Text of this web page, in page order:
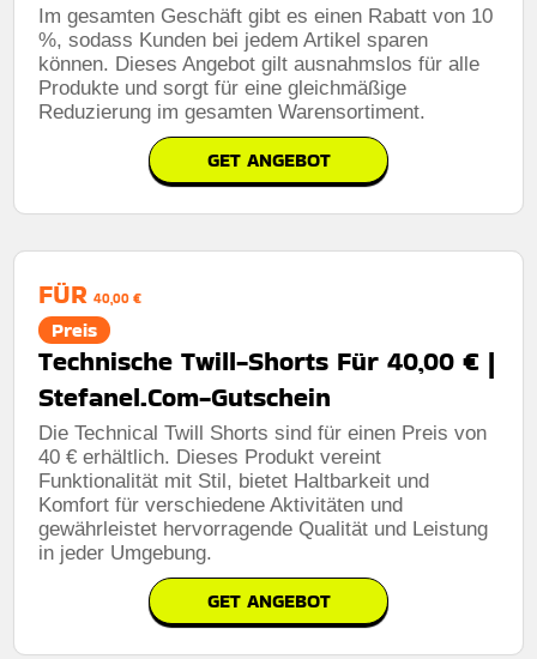
Im gesamten Geschäft gibt es einen Rabatt von 10
%, sodass Kunden bei jedem Artikel sparen
können. Dieses Angebot gilt ausnahmslos für alle
Produkte und sorgt für eine gleichmäßige
Reduzierung im gesamten Warensortiment.
GET ANGEBOT
FÜR 40,00 €
Preis
Technische Twill-Shorts Für 40,00 € |
Stefanel.Com-Gutschein
Die Technical Twill Shorts sind für einen Preis von
40 € erhältlich. Dieses Produkt vereint
Funktionalität mit Stil, bietet Haltbarkeit und
Komfort für verschiedene Aktivitäten und
gewährleistet hervorragende Qualität und Leistung
in jeder Umgebung.
GET ANGEBOT